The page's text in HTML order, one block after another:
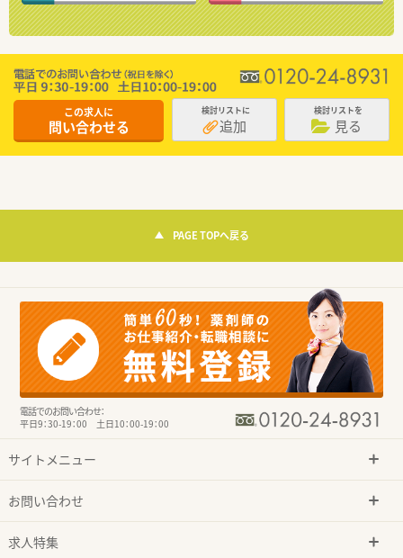
この求人に
問い合わせる
検討リストに
追加
検討リストを
見る
PAGE TOPへ戻る
電話でのお問い合わせ：
平日9：30-19：00 土日10：00-19：00
サイトメニュー
お問い合わせ
求人特集